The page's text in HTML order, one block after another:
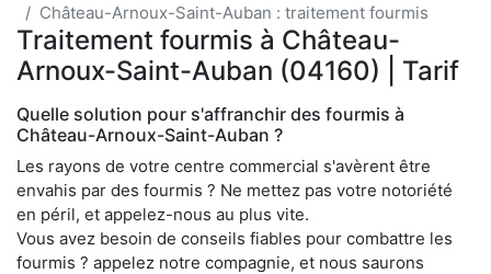
Château-Arnoux-Saint-Auban : traitement fourmis
Traitement fourmis à Château-
Arnoux-Saint-Auban (04160) | Tarif
Quelle solution pour s'affranchir des fourmis à
Château-Arnoux-Saint-Auban ?
Les rayons de votre centre commercial s'avèrent être
envahis par des fourmis ? Ne mettez pas votre notoriété
en péril, et appelez-nous au plus vite.
Vous avez besoin de conseils fiables pour combattre les
fourmis ? appelez notre compagnie, et nous saurons